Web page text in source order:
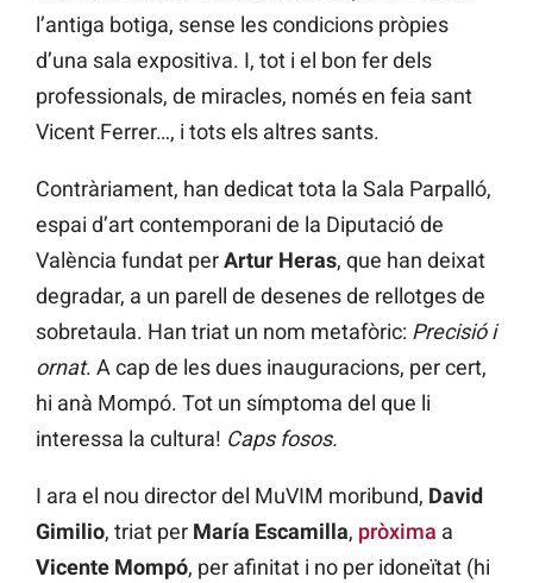
l’antiga botiga, sense les condicions pròpies
d’una sala expositiva. I, tot i el bon fer dels
professionals, de miracles, només en feia sant
Vicent Ferrer…, i tots els altres sants.
Contràriament, han dedicat tota la Sala Parpalló,
espai d’art contemporani de la Diputació de
València fundat perArtur Heras, que han deixat
degradar, a un parell de desenes de rellotges de
sobretaula. Han triat un nom metafòric: Precisió i
ornat. A cap de les dues inauguracions, per cert,
hi anà Mompó. Tot un símptoma del que li
interessa la cultura! Caps fosos.
I ara el nou director del MuVIM moribund, David
Gimilio, triat per María Escamilla, pròxima a
Vicente Mompó, per afinitat i no per idoneïtat (hi